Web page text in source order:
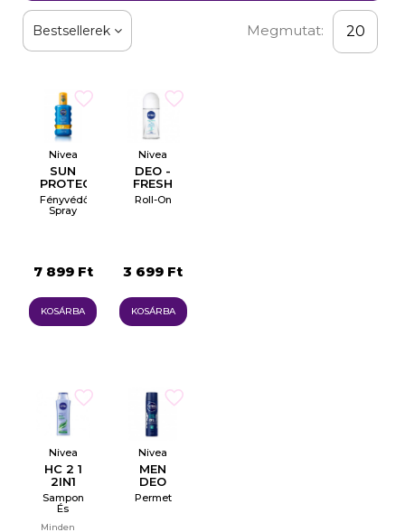
Bestsellerek Megmutat: 20
Nivea
SUN
PROTECT
& DRY
TOUCH
Fényvédő
Spray
7 899 Ft
KOSÁRBA
Nivea
DEO -
FRESH
COMFORT
Roll-On
3 699 Ft
KOSÁRBA
Nivea
HC 2 1
2IN1
EXPRESS
CARE
Sampon
És
Minden
Nivea
MEN
DEO
FRESH
Permet